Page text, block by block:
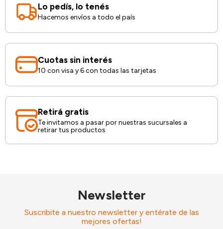
Lo pedís, lo tenés
Hacemos envíos a todo el país
Cuotas sin interés
10 con visa y 6 con todas las tarjetas
Retirá gratis
Te invitamos a pasar por nuestras sucursales a
retirar tus productos
Newsletter
Suscribite a nuestro newsletter y entérate de las
mejores ofertas!